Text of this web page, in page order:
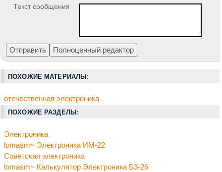
Текст сообщения
ПОХОЖИЕ МАТЕРИАЛЫ:
отечественная электроника
ПОХОЖИЕ РАЗДЕЛЫ:
Электроника
lomasm~ Электроника ИМ-22
Советская электроника
lomasm~ Калькулятор Электроника Б3-26